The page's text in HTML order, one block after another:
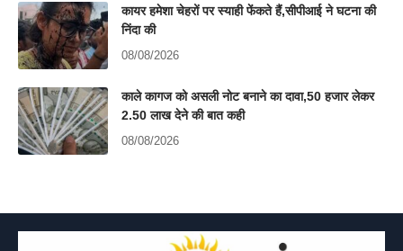
कायर हमेशा चेहरों पर स्याही फेंकते हैं,सीपीआई ने घटना की
निंदा की
08/08/2026
काले कागज को असली नोट बनाने का दावा,50 हजार लेकर
2.50 लाख देने की बात कही
08/08/2026